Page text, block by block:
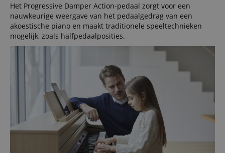
Het Progressive Damper Action-pedaal zorgt voor een
nauwkeurige weergave van het pedaalgedrag van een
akoestische piano en maakt traditionele speeltechnieken
mogelijk, zoals halfpedaalposities.